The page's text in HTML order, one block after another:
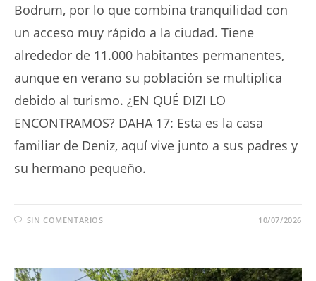
Bodrum, por lo que combina tranquilidad con
un acceso muy rápido a la ciudad. Tiene
alrededor de 11.000 habitantes permanentes,
aunque en verano su población se multiplica
debido al turismo. ¿EN QUÉ DIZI LO
ENCONTRAMOS? DAHA 17: Esta es la casa
familiar de Deniz, aquí vive junto a sus padres y
su hermano pequeño.
SIN COMENTARIOS 10/07/2026